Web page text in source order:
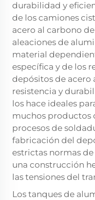
durabilidad y
de los camiones
acero al carbono
aleaciones de
material
específica y de los
depósitos de acero
resistencia y
los hace ideales
muchos productos
procesos de
fabricación del
estrictas normas
una construcción
las tensiones del
Los tanques de